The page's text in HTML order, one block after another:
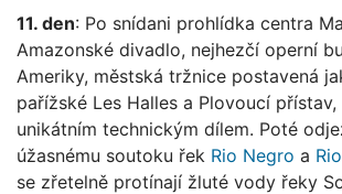
11. den: Po snídani prohlídka centra
Amazonské divadlo, nejhezčí operní
Ameriky, městská tržnice postavená
pařížské Les Halles a Plovoucí
unikátním technickým dílem. Poté
úžasnému soutoku řek Rio Negro a
se zřetelně protínají žluté vody řeky